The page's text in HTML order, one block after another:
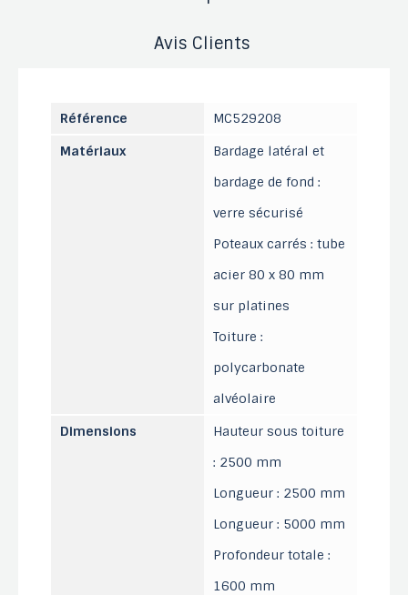
Avis Clients
Référence
MC529208
Matériaux
Bardage latéral et
bardage de fond :
verre sécurisé
Poteaux carrés : tube
acier 80 x 80 mm
sur platines
Toiture :
polycarbonate
alvéolaire
Dimensions
Hauteur sous toiture
: 2500 mm
Longueur : 2500 mm
Longueur : 5000 mm
Profondeur totale :
1600 mm